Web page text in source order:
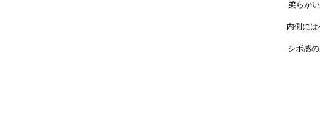
柔らか
内側に
シボ感